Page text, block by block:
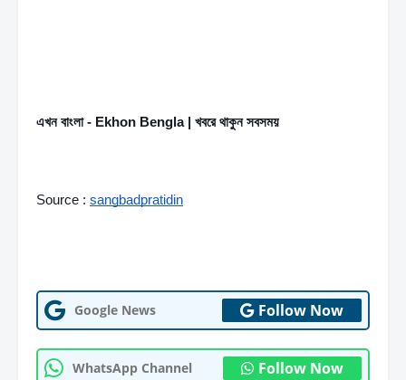
এখন বাংলা - Ekhon Bengla | খবরে থাকুন সবসময়
Source : sangbadpratidin
Google News Follow Now
WhatsApp Channel Follow Now